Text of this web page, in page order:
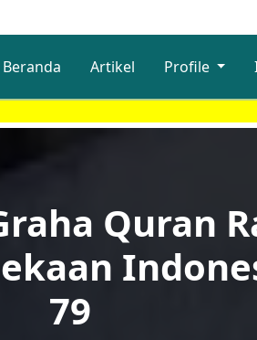
Beranda Artikel Profile
Quran
79